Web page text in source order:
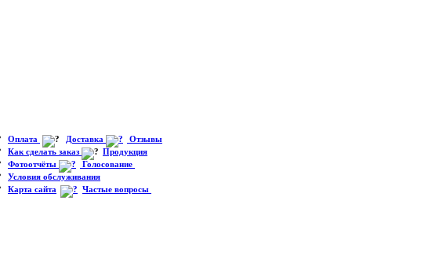
Оплата Доставка
Отзывы
Как сделать заказ
Продукция
Фотоотчёты
Голосование
Условия обслуживания
Карта сайта
Частые вопросы